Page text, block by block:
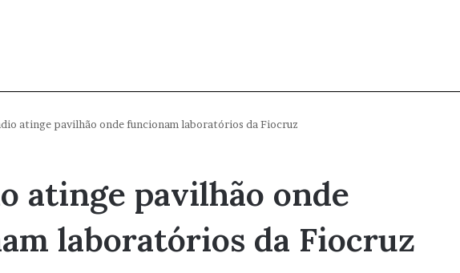
atinge pavilhão onde funcionam laboratórios da Fiocruz
atinge pavilhão onde
laboratórios da Fiocruz